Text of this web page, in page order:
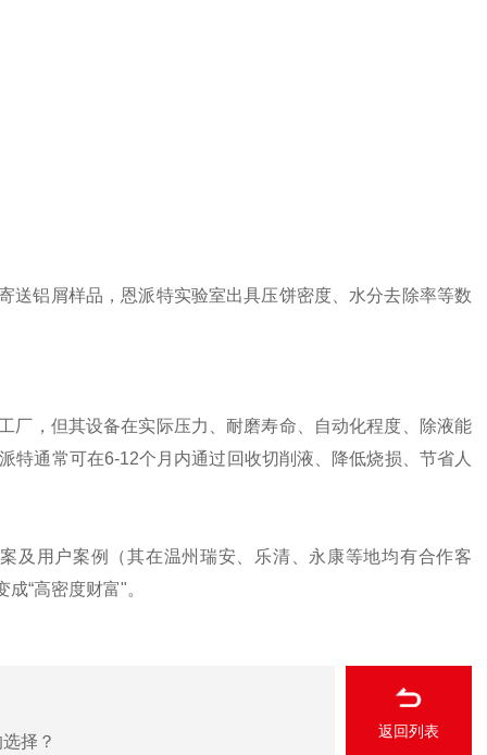
铝屑样品，恩派特实验室出具压饼密度、水分去除率等数
厂，但其设备在实际压力、耐磨寿命、自动化程度、除液能
通常可在6-12个月内通过回收切削液、降低烧损、节省人
及用户案例（其在温州瑞安、乐清、永康等地均有合作客
“高密度财富"。
择？
返回列表